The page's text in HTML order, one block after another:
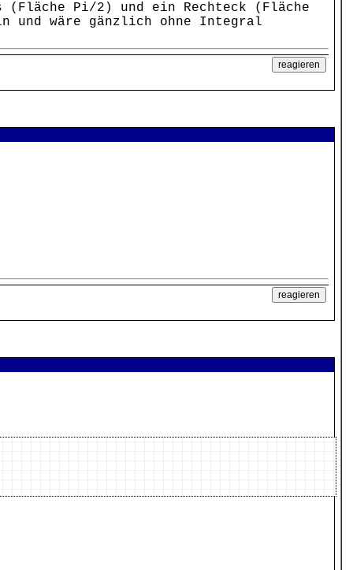
Pi/2) und ein Rechteck (Fläche
und wäre gänzlich ohne Integral